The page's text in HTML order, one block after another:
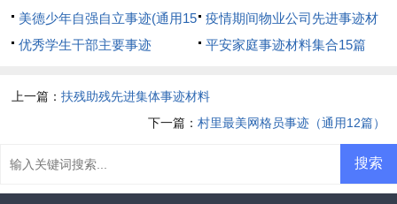
（精选5篇）
美德少年自强自立事迹(通用15
篇)
疫情期间物业公司先进事迹材
料
优秀学生干部主要事迹 平安家庭事迹材料集合15篇
上一篇：扶残助残先进集体事迹材料
下一篇： 村里最美网格员事迹（通用12篇）